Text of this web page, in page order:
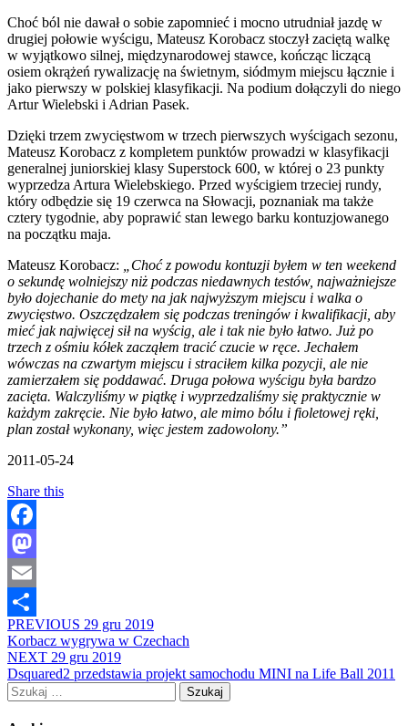
Choć ból nie dawał o sobie zapomnieć i mocno utrudniał jazdę w
drugiej połowie wyścigu, Mateusz Korobacz stoczył zaciętą walkę
w wyjątkowo silnej, międzynarodowej stawce, kończąc liczącą
osiem okrążeń rywalizację na świetnym, siódmym miejscu łącznie i
jako pierwszy w polskiej klasyfikacji. Na podium dołączyli do niego
Artur Wielebski i Adrian Pasek.
Dzięki trzem zwycięstwom w trzech pierwszych wyścigach sezonu,
Mateusz Korobacz z kompletem punktów prowadzi w klasyfikacji
generalnej juniorskiej klasy Superstock 600, w której o 23 punkty
wyprzedza Artura Wielebskiego. Przed wyścigiem trzeciej rundy,
który odbędzie się 19 czerwca na Słowacji, poznaniak ma także
cztery tygodnie, aby poprawić stan lewego barku kontuzjowanego
na początku maja.
Mateusz Korobacz:
„Choć z powodu kontuzji byłem w ten weekend
o sekundę wolniejszy niż podczas niedawnych testów, najważniejsze
było dojechanie do mety na jak najwyższym miejscu i walka o
zwycięstwo. Oszczędzałem się podczas treningów i kwalifikacji, aby
mieć jak najwięcej sił na wyścig, ale i tak nie było łatwo. Już po
trzech z ośmiu kółek zacząłem tracić czucie w ręce. Jechałem
wówczas na czwartym miejscu i straciłem kilka pozycji, ale nie
zamierzałem się poddawać. Druga połowa wyścigu była bardzo
zacięta. Walczyliśmy w piątkę i wyprzedzaliśmy się praktycznie w
każdym zakręcie. Nie było łatwo, ale mimo bólu i fioletowej ręki,
plan został wykonany, więc jestem zadowolony.”
2011-05-24
Share this
Facebook
Mastodon
Email
Share
PREVIOUS 29 gru 2019
Korbacz wygrywa w Czechach
NEXT 29 gru 2019
Dsquared2 przedstawia projekt samochodu MINI na Life Ball 2011
Szukaj: